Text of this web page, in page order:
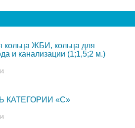
кольца ЖБИ, кольца для
и канализации (1;1,5;2 м.)
КАТЕГОРИИ «C»